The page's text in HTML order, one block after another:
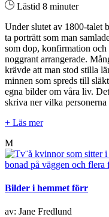
Lästid 8 minuter
Under slutet av 1800-talet
ta porträtt som man
som dop, konfirmation
noggrant arrangerade.
krävde att man stod stilla
minnen som spreds till
egna bilder om våra liv.
skriva ner vilka
+ Läs mer
M
Bilder i hemmet förr
av: Jane Fredlund